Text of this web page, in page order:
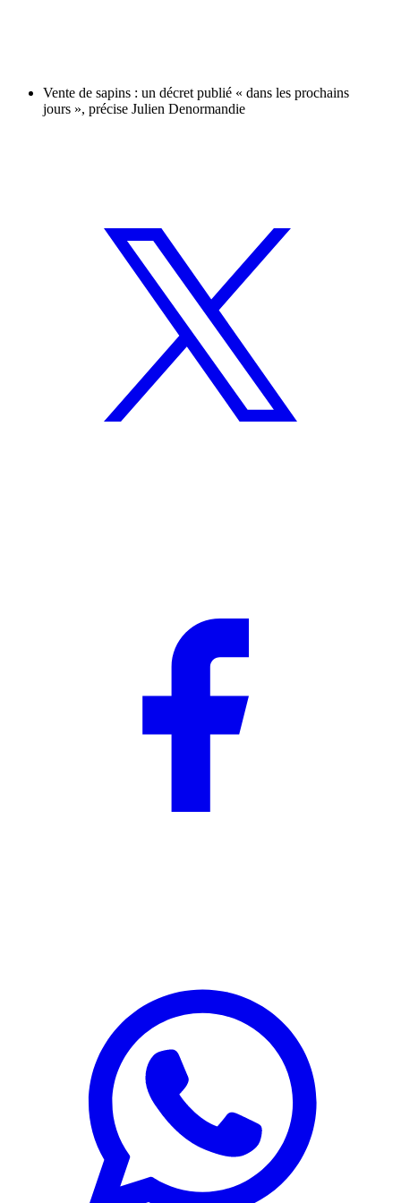
Vente de sapins : un décret publié « dans les prochains
jours », précise Julien Denormandie